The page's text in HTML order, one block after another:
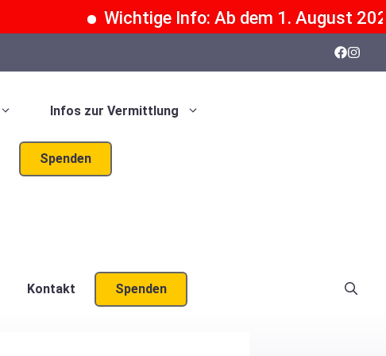
Wichtige Info: Ab dem 1. August
Infos zur Vermittlung
Spenden
Kontakt Spenden